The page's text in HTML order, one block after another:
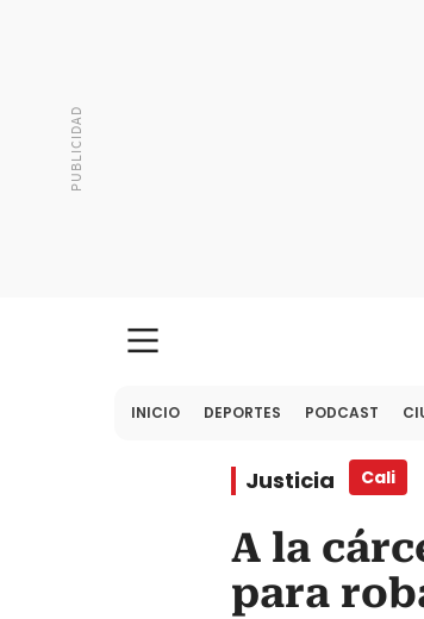
INICIO DEPORTES PODCAST
Justicia Cali
A la
para